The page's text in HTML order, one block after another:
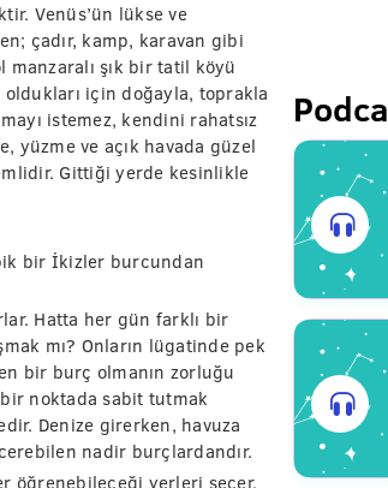
Venüs’ün lükse ve
çadır, kamp, karavan gibi
şık bir tatil köyü
için doğayla, toprakla
istemez, kendini rahatsız
yüzme ve açık havada güzel
Gittiği yerde kesinlikle
bir İkizler burcundan
Hatta her gün farklı bir
mı? Onların lügatinde pek
bir burç olmanın zorluğu
noktada sabit tutmak
Denize girerken, havuza
nadir burçlardandır.
öğrenebileceği yerleri seçer.